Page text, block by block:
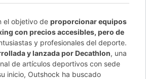
el objetivo de proporcionar equipos
con precios accesibles, pero de
y profesionales del deporte.
y lanzada por Decathlon, una
de artículos deportivos con sede
inicio, Outshock ha buscado